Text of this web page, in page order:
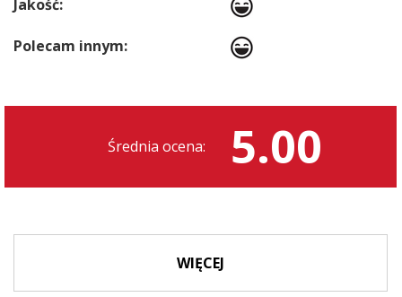
Jakość:
Polecam innym:
Średnia ocena: 5.00
WIĘCEJ